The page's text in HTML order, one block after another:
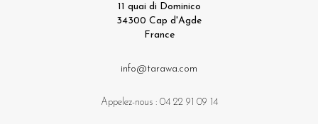
11 quai di Dominico
34300 Cap d'Agde
France
info@tarawa.com
Appelez-nous : 04 22 91 09 14